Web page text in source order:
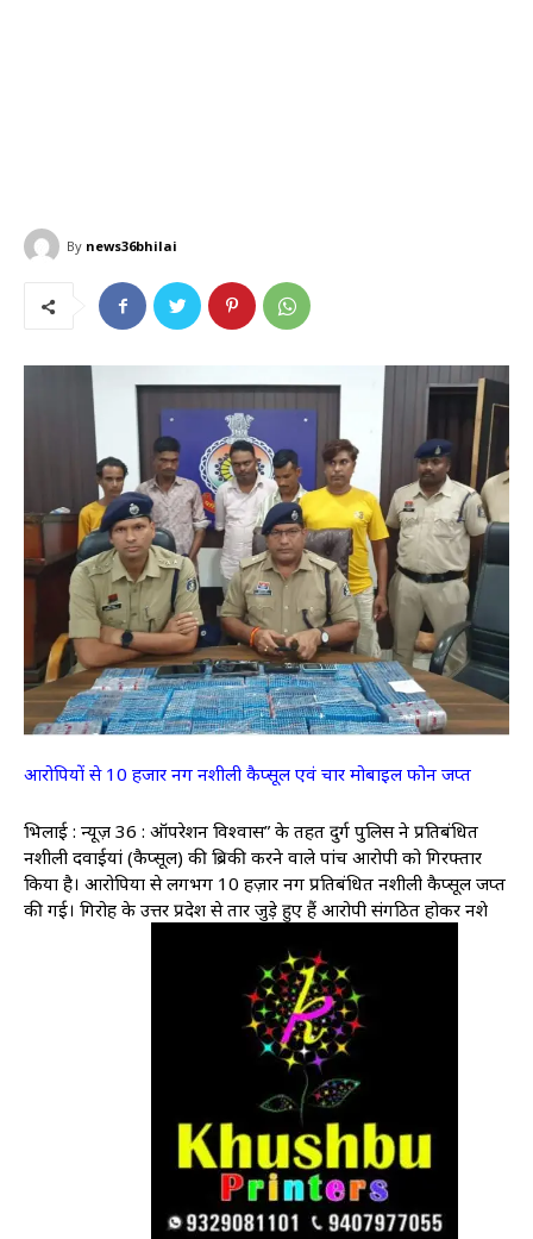
By news36bhilai
आरोपियों से 10 हजार नग नशीली कैप्सूल एवं चार मोबाइल फोन जप्त
भिलाई : न्यूज़ 36 : ऑपरेशन विश्वास” के तहत दुर्ग पुलिस ने प्रतिबंधित
नशीली दवाईयां (कैप्सूल) की ब्रिकी करने वाले पांच आरोपी को गिरफ्तार
किया है। आरोपियों से लगभग 10 हज़ार नग प्रतिबंधित नशीली कैप्सूल जप्त
की गई। गिरोह के उत्तर प्रदेश से तार जुड़े हुए हैं आरोपी संगठित होकर नशे